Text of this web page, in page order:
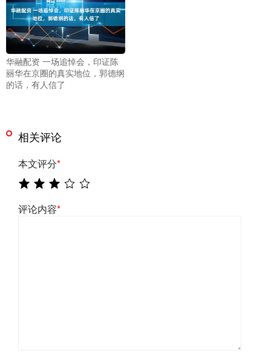
华融配资 一场追悼会，印证陈
丽华在京圈的真实地位，郭德纲
的话，有人信了
相关评论
本文评分*
评论内容*